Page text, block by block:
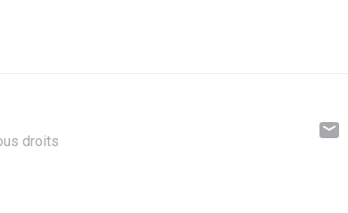
droits